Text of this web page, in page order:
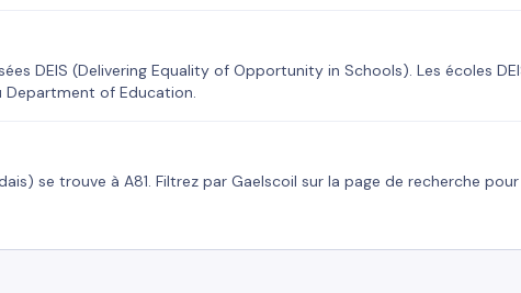
DEIS (Delivering Equality of Opportunity in Schools). Les écoles
of Education.
se trouve à A81. Filtrez par Gaelscoil sur la page de recherche